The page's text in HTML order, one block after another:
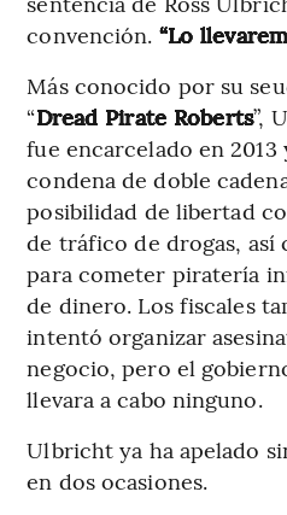
convención. “Lo
Más conocido por su
“Dread Pirate Roberts”,
fue encarcelado en
condena de doble
posibilidad de libertad
de tráfico de drogas,
para cometer piratería
de dinero. Los fiscales
intentó organizar
negocio, pero el
llevara a cabo ninguno.
Ulbricht ya ha apelado
en dos ocasiones.